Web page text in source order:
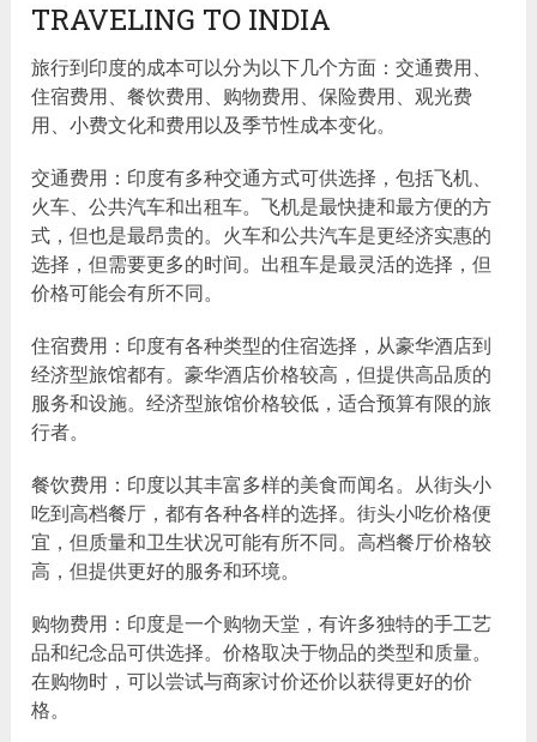
TRAVELING TO INDIA
旅行到印度的成本可以分为以下几个方面：交通费用、
住宿费用、餐饮费用、购物费用、保险费用、观光费
用、小费文化和费用以及季节性成本变化。
交通费用：印度有多种交通方式可供选择，包括飞机、
火车、公共汽车和出租车。飞机是最快捷和最方便的方
式，但也是最昂贵的。火车和公共汽车是更经济实惠的
选择，但需要更多的时间。出租车是最灵活的选择，但
价格可能会有所不同。
住宿费用：印度有各种类型的住宿选择，从豪华酒店到
经济型旅馆都有。豪华酒店价格较高，但提供高品质的
服务和设施。经济型旅馆价格较低，适合预算有限的旅
行者。
餐饮费用：印度以其丰富多样的美食而闻名。从街头小
吃到高档餐厅，都有各种各样的选择。街头小吃价格便
宜，但质量和卫生状况可能有所不同。高档餐厅价格较
高，但提供更好的服务和环境。
购物费用：印度是一个购物天堂，有许多独特的手工艺
品和纪念品可供选择。价格取决于物品的类型和质量。
在购物时，可以尝试与商家讨价还价以获得更好的价
格。